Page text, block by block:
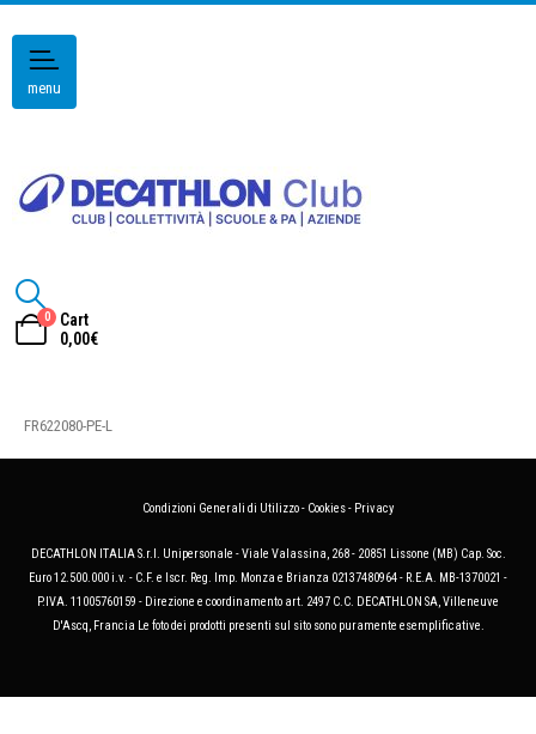
menu
0
Cart
0,00€
FR622080-PE-L
Condizioni Generali di Utilizzo- Cookies- Privacy
DECATHLON ITALIA S.r.l. Unipersonale - Viale Valassina, 268 - 20851 Lissone (MB) Cap. Soc.
Euro 12.500.000 i.v. - C.F. e Iscr. Reg. Imp. Monza e Brianza 02137480964 - R.E.A. MB-1370021 -
P.IVA. 11005760159 - Direzione e coordinamento art. 2497 C.C. DECATHLON SA, Villeneuve
D'Ascq, Francia Le foto dei prodotti presenti sul sito sono puramente esemplificative.